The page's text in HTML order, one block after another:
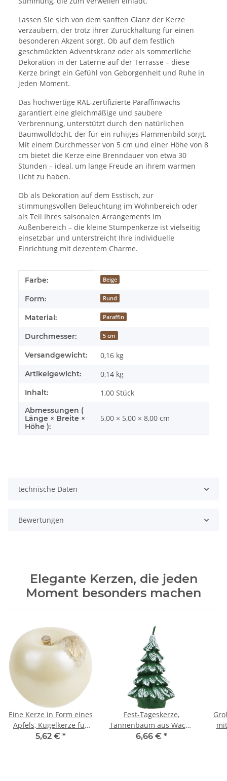
Lassen Sie sich von dem sanften Glanz der Kerze
verzaubern, der trotz ihrer Zurückhaltung für einen
besonderen Akzent sorgt. Ob auf dem festlich
geschmückten Adventskranz oder als sommerliche
Dekoration in der Laterne auf der Terrasse – diese
Kerze bringt ein Gefühl von Geborgenheit und Ruhe in
jeden Moment.
Das hochwertige RAL-zertifizierte Paraffinwachs
garantiert eine gleichmäßige und saubere
Verbrennung, unterstützt durch den natürlichen
Baumwolldocht, der für ein ruhiges Flammenbild sorgt.
Mit einem Durchmesser von 5 cm und einer Höhe von 8
cm bietet die Kerze eine Brenndauer von etwa 30
Stunden – ideal, um lange Freude an ihrem warmen
Licht zu haben.
Ob als Dekoration auf dem Esstisch, zur
stimmungsvollen Beleuchtung im Wohnbereich oder
als Teil Ihres saisonalen Arrangements im
Außenbereich – die kleine Stumpenkerze ist vielseitig
einsetzbar und unterstreicht Ihre individuelle
Einrichtung mit dezentem Charme.
Produkteigenschaft
Wert
Farbe: Beige
Form: Rund
Material: Paraffin
Durchmesser: 5 cm
Versandgewicht: 0,16 kg
Artikelgewicht: 0,14 kg
Inhalt: 1,00 Stück
Abmessungen (
Länge × Breite ×
Höhe ):
5,00 × 5,00 × 8,00 cm
technische Daten
Bewertungen
Elegante Kerzen, die jeden
Moment besonders machen
Eine Kerze in Form eines
Apfels, Kugelkerze für
den Mittelpunkt
5,62 € *
Fest-Tageskerze,
Tannenbaum aus Wachs
als Weihnachtskerze,
6,66 € *